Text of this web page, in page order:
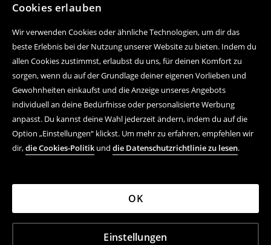
Cookies erlauben
Wir verwenden Cookies oder ähnliche Technologien, um dir das
beste Erlebnis bei der Nutzung unserer Website zu bieten. Indem du
allen Cookies zustimmst, erlaubst du uns, für deinen Komfort zu
sorgen, wenn du auf der Grundlage deiner eigenen Vorlieben und
Gewohnheiten einkaufst und die Anzeige unseres Angebots
individuell an deine Bedürfnisse oder personalisierte Werbung
anpasst. Du kannst deine Wahl jederzeit ändern, indem du auf die
Option „Einstellungen“ klickst. Um mehr zu erfahren, empfehlen wir
dir,die Cookies-Politik und die Datenschutzrichtlinie zu lesen.
Einstellungen
OK